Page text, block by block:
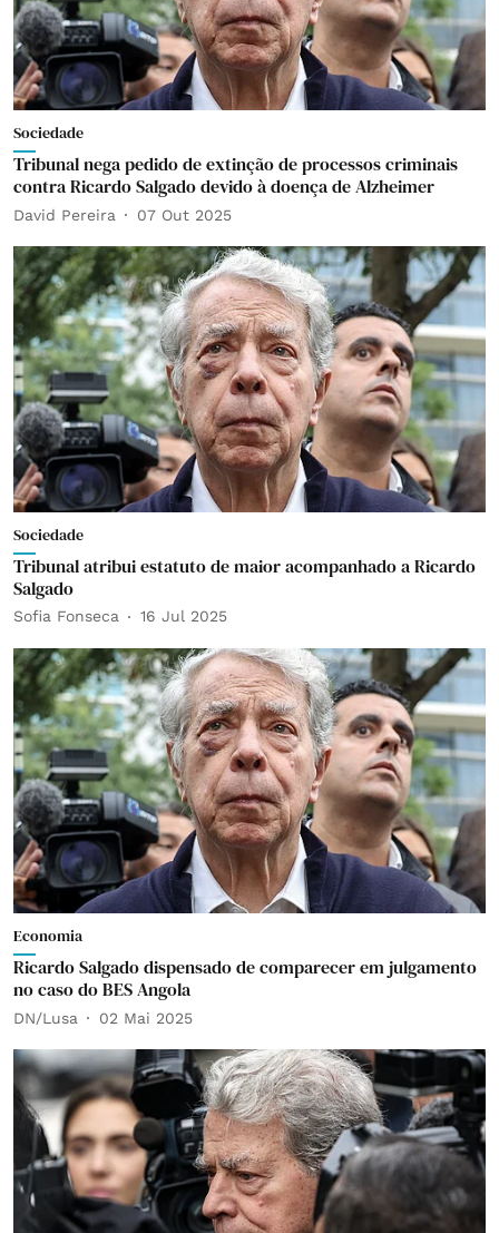
Sociedade
Tribunal nega pedido de extinção de processos criminais
contra Ricardo Salgado devido à doença de Alzheimer
David Pereira 07 Out 2025
Sociedade
Tribunal atribui estatuto de maior acompanhado a Ricardo
Salgado
Sofia Fonseca 16 Jul 2025
Economia
Ricardo Salgado dispensado de comparecer em julgamento
no caso do BES Angola
DN/Lusa 02 Mai 2025